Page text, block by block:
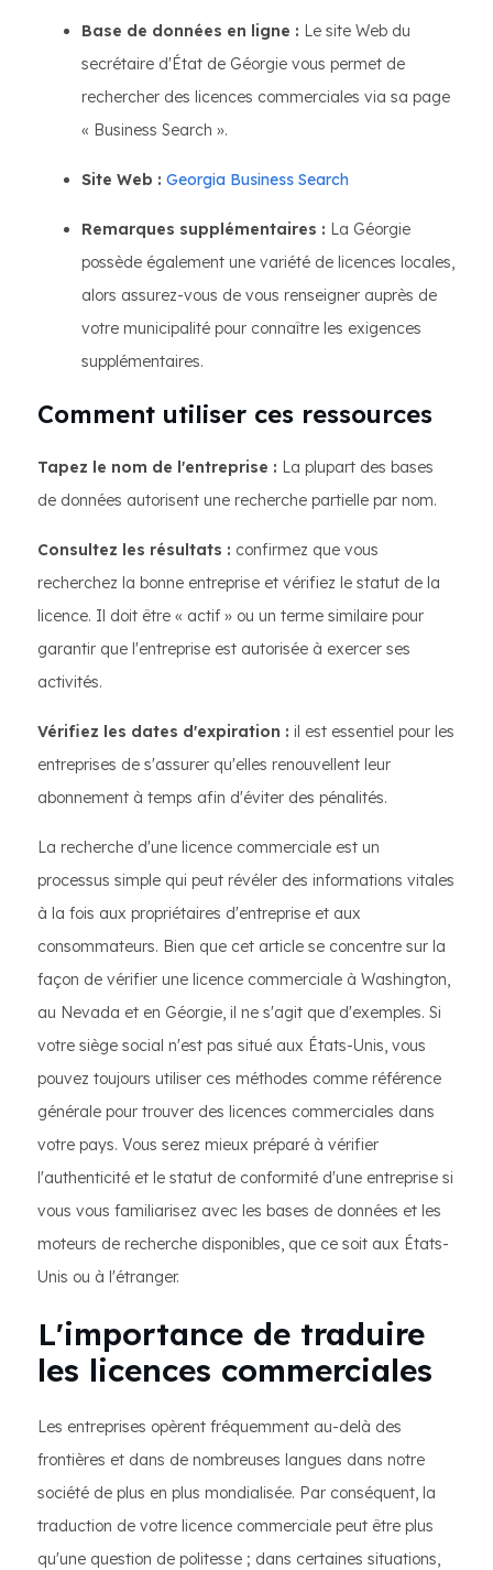
Base de données en ligne : Le site Web du
secrétaire d'État de Géorgie vous permet de
rechercher des licences commerciales via sa page
« Business Search ».
Site Web : Georgia Business Search
Remarques supplémentaires : La Géorgie
possède également une variété de licences locales,
alors assurez-vous de vous renseigner auprès de
votre municipalité pour connaître les exigences
supplémentaires.
Comment utiliser ces ressources
Tapez le nom de l'entreprise : La plupart des bases
de données autorisent une recherche partielle par nom.
Consultez les résultats : confirmez que vous
recherchez la bonne entreprise et vérifiez le statut de la
licence. Il doit être « actif » ou un terme similaire pour
garantir que l'entreprise est autorisée à exercer ses
activités.
Vérifiez les dates d'expiration : il est essentiel pour les
entreprises de s'assurer qu'elles renouvellent leur
abonnement à temps afin d'éviter des pénalités.
La recherche d'une licence commerciale est un
processus simple qui peut révéler des informations vitales
à la fois aux propriétaires d'entreprise et aux
consommateurs. Bien que cet article se concentre sur la
façon de vérifier une licence commerciale à Washington,
au Nevada et en Géorgie, il ne s'agit que d'exemples. Si
votre siège social n'est pas situé aux États-Unis, vous
pouvez toujours utiliser ces méthodes comme référence
générale pour trouver des licences commerciales dans
votre pays. Vous serez mieux préparé à vérifier
l'authenticité et le statut de conformité d'une entreprise si
vous vous familiarisez avec les bases de données et les
moteurs de recherche disponibles, que ce soit aux États-
Unis ou à l'étranger.
L'importance de traduire
les licences commerciales
Les entreprises opèrent fréquemment au-delà des
frontières et dans de nombreuses langues dans notre
société de plus en plus mondialisée. Par conséquent, la
traduction de votre licence commerciale peut être plus
qu'une question de politesse ; dans certaines situations,